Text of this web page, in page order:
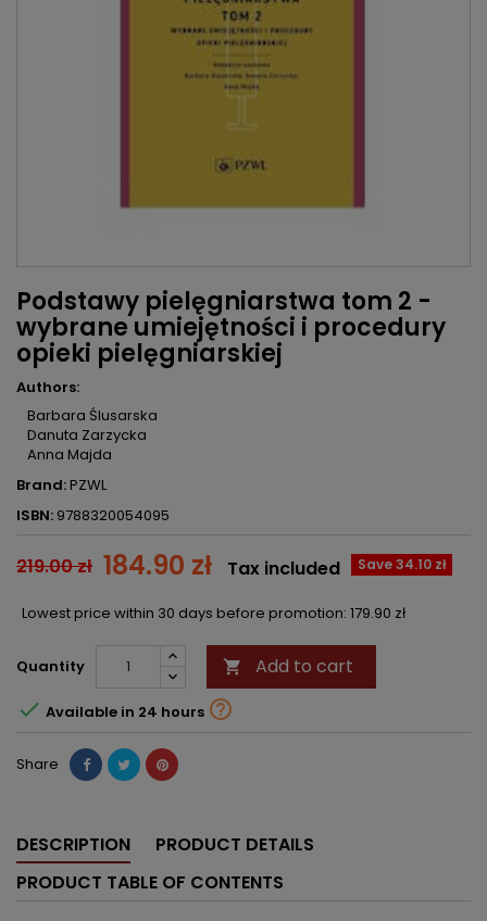
Podstawy pielęgniarstwa tom 2 -
wybrane umiejętności i procedury
opieki pielęgniarskiej
Authors:
Barbara Ślusarska
Danuta Zarzycka
Anna Majda
Brand:PZWL
ISBN: 9788320054095
219.00 zł 184.90 zł Save 34.10 zł
Tax included
Lowest price within 30 days before promotion: 179.90 zł
Quantity  Add to cart
 Available in 24 hours 
Share
DESCRIPTION
PRODUCT DETAILS
PRODUCT TABLE OF CONTENTS